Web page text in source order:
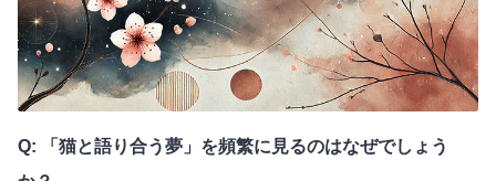
Q: 「猫と語り合う夢」を頻繁に見るのはなぜでしょう